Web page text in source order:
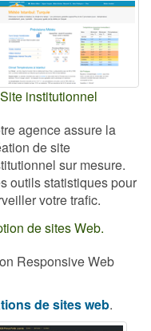
Site institutionnel
agence assure la
de site
sur mesure.
outils statistiques pour
votre trafic.
de sites Web.
Responsive Web
de sites web.